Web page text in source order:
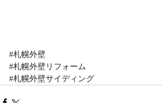
#札幌外壁
#札幌外壁リフォーム
#札幌外壁サイディング